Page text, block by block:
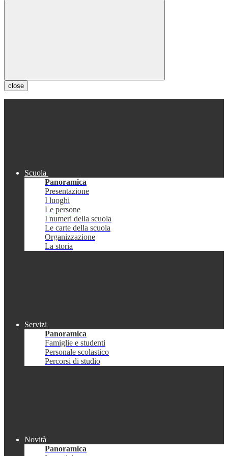
close
Scuola
Panoramica
Presentazione
I luoghi
Le persone
I numeri della scuola
Le carte della scuola
Organizzazione
La storia
Servizi
Panoramica
Famiglie e studenti
Personale scolastico
Percorsi di studio
Novità
Panoramica